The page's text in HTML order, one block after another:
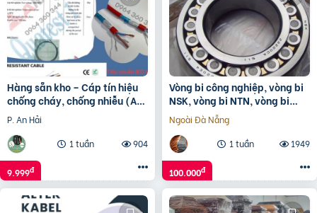
Hàng sẵn kho – Cáp tín hiệu
chống cháy, chống nhiễu (Al
Foil)
P. An Hải
1 tuần
904
9.999đ
Vòng bi công nghiệp, vòng bi
NSK, vòng bi NTN, vòng bi
KBC, Vòng bi NACHI
Ngoài Đà Nẵng
1 tuần
1949
100.000đ